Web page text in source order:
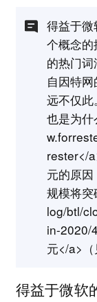
得益于
个概念的
的热门
自因特
远不仅此
也是为
rester</
元的原
规模将
log/btl/
in-2020/
元</a>（
得益于微软